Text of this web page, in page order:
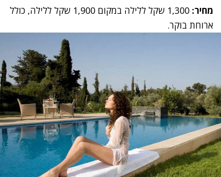
מחיר:
1,300 שקל ללילה במקום 1,900 שקל ללילה, כולל
ארוחת בוקר.